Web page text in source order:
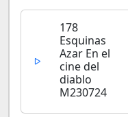
178
Esquinas
Azar En el
cine del
diablo
M230724